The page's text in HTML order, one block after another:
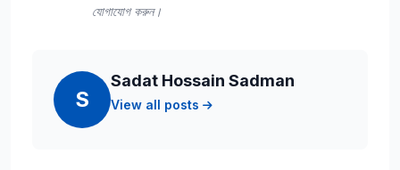
যোগাযোগ করুন।
S
Sadat Hossain Sadman
View all posts